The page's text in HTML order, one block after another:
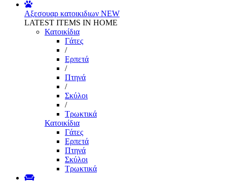
Αξεσουαρ κατοικιδιων NEW
LATEST ITEMS IN HOME
Κατοικίδια
Γάτες
/
Ερπετά
/
Πτηνά
/
Σκύλοι
/
Τρωκτικά
Κατοικίδια
Γάτες
Ερπετά
Πτηνά
Σκύλοι
Τρωκτικά